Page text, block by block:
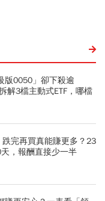
版0050」卻下殺逾
解3檔主動式ETF，哪檔
完再買真能賺更多？23
，報酬直接少一半